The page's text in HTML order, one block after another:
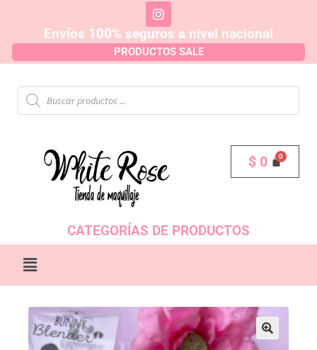
Envíos 100% seguros a nivel nacional
PRODUCTOS SALE
$ 0
CATEGORÍAS DE PRODUCTOS